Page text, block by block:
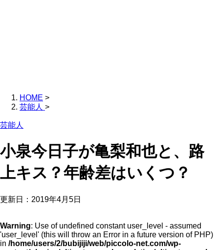
HOME >
芸能人 >
芸能人
小泉今日子が亀梨和也と、路
上キス？年齢差はいくつ？
更新日： 2019年4月5日
Warning: Use of undefined constant user_level - assumed
'user_level' (this will throw an Error in a future version of PHP)
in /home/users/2/bubijiji/web/piccolo-net.com/wp-